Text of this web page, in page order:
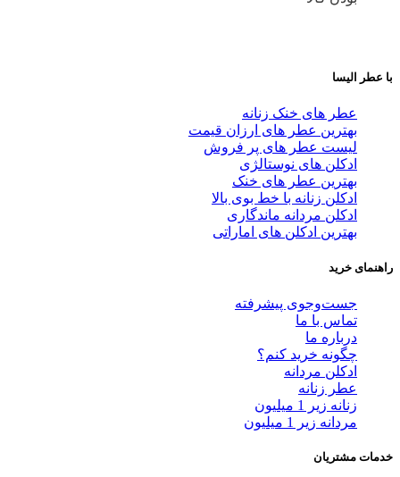
با عطر الیسا
عطر های خنک زنانه
بهترین عطر های ارزان قیمت
لیست عطر های پر فروش
ادکلن های نوستالژی
بهترین عطر های خنک
ادکلن زنانه با خط بوی بالا
ادکلن مردانه ماندگاری
بهترین ادکلن های اماراتی
راهنمای خرید
جست‌وجوی پیشرفته
تماس با ما
درباره ما
چگونه خرید کنم؟
ادکلن مردانه
عطر زنانه
زنانه زیر 1 میلیون
مردانه زیر 1 میلیون
خدمات مشتریان